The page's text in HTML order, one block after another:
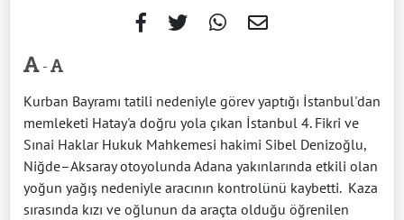
-
Kurban Bayramı tatili nedeniyle görev yaptığı İstanbul'dan
memleketi Hatay'a doğru yola çıkan İstanbul 4. Fikri ve
Sınai Haklar Hukuk Mahkemesi hakimi Sibel Denizoğlu,
Niğde–Aksaray otoyolunda Adana yakınlarında etkili olan
yoğun yağış nedeniyle aracının kontrolünü kaybetti. Kaza
sırasında kızı ve oğlunun da araçta olduğu öğrenilen